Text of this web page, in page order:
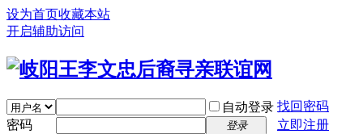
设为首页收藏本站
开启辅助访问
自动登录 找回密码
密码
登录
立即注册